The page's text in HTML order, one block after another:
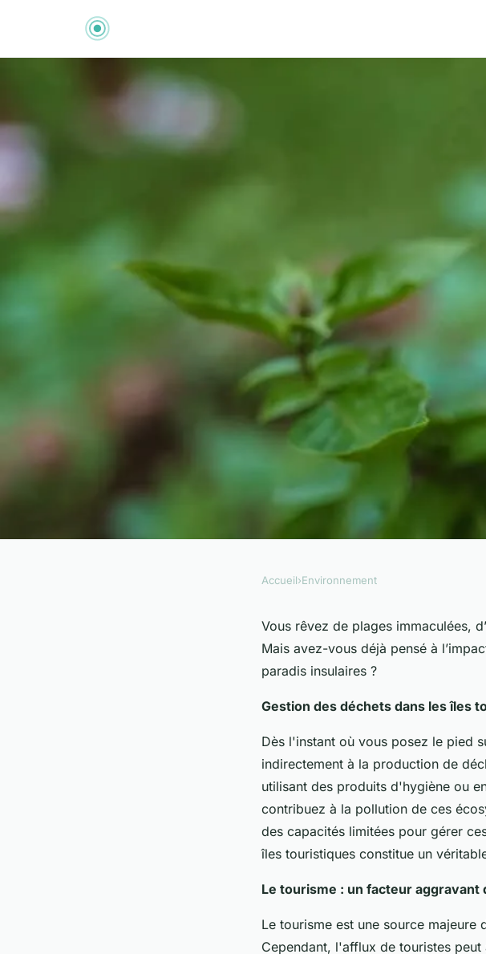
Comment mettre en œuvre
gestion écologique des
une petite île touristique ?
Accueil›Environnement
Vous rêvez de plages immaculées,
Mais avez-vous déjà pensé à
paradis insulaires ?
Gestion des déchets dans les îles
Dès l'instant où vous posez le pied
indirectement à la production de
utilisant des produits d'hygiène ou
contribuez à la pollution de ces
des capacités limitées pour gérer
îles touristiques constitue un
Le tourisme : un facteur aggravant
Le tourisme est une source
Cependant, l'afflux de touristes